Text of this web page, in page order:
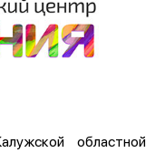
областной